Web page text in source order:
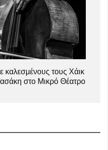
τους Χάικ
στο Μικρό Θέατρο